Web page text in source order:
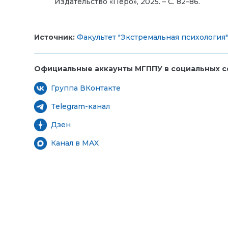
Источник: Факультет "Экстремальная психология"
Официальные аккаунты МГППУ в социальных
Группа ВКонтакте
Telegram-канал
Дзен
Канал в MAX